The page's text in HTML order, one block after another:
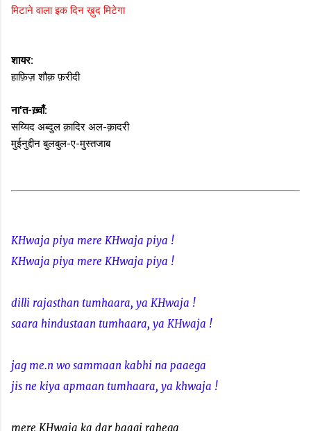
मिटाने वाला इक दिन ख़ुद मिटेगा
शायर:
हाफ़िज़ शौक़ फ़रीदी
ना'त-ख़्वाँ:
सय्यिद अब्दुल क़ादिर अल-क़ादरी
मुईनुद्दीन बुलबुल-ए-मुस्तजाब
KHwaja piya mere KHwaja piya !
KHwaja piya mere KHwaja piya !
dilli rajasthan tumhaara, ya KHwaja !
saara hindustaan tumhaara, ya KHwaja !
jag me.n wo sammaan kabhi na paaega
jis ne kiya apmaan tumhaara, ya khwaja !
mere KHwaja ka dar baaqi rahega